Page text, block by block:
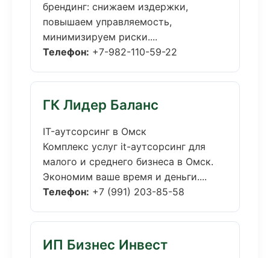
брендинг: снижаем издержки,
повышаем управляемость,
минимизируем риски....
Телефон: +7-982-110-59-22
ГК Лидер Баланс
IT-аутсорсинг в Омск
Комплекс услуг it-аутсорсинг для
малого и среднего бизнеса в Омск.
Экономим ваше время и деньги....
Телефон: +7 (991) 203-85-58
ИП Бизнес Инвест